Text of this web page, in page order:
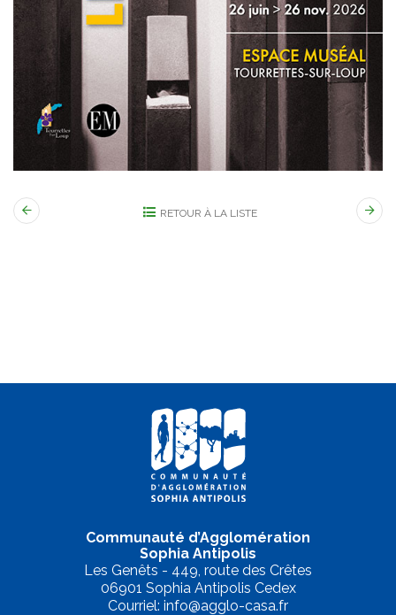
RETOUR À LA LISTE
Communauté d’Agglomération
Sophia Antipolis
Les Genêts - 449, route des Crêtes
06901 Sophia Antipolis Cedex
Courriel: info@agglo-casa.fr